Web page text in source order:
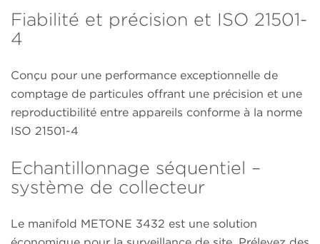
Fiabilité et précision et ISO 21501-
4
Conçu pour une performance exceptionnelle de
comptage de particules offrant une précision et une
reproductibilité entre appareils conforme à la norme
ISO 21501-4
Echantillonnage séquentiel –
système de collecteur
Le manifold METONE 3432 est une solution